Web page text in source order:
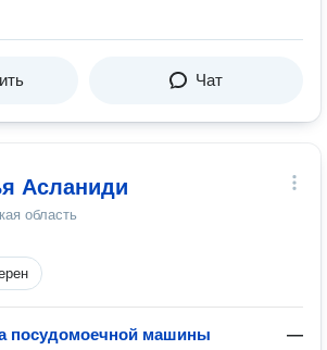
Чат
Асланиди
область
посудомоечной машины —